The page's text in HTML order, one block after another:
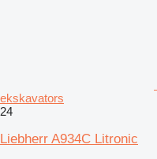
ekskavators
24
Liebherr A934C Litronic